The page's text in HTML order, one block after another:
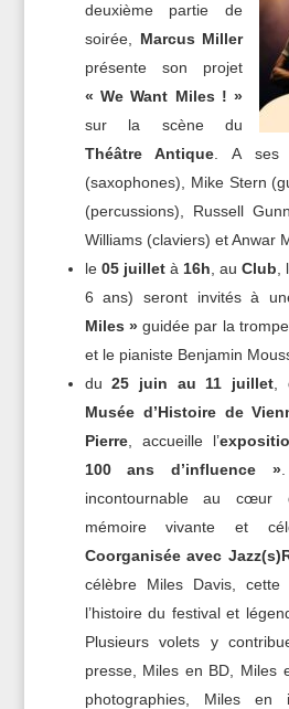
deuxième partie de
soirée, Marcus Miller
présente son projet
« We Want Miles ! »
sur la scène du
Théâtre Antique . A ses
(saxophones), Mike Stern
(percussions), Russell
Williams (claviers) et Anwar
le 05 juilletà 16h , auClub
6 ans) seront invités à
Miles »guidée par la
et le pianiste Benjamin
du25 juin au 11 juillet
Musée d’Histoire de
Pierre, accueille l’
100 ans d’influence ».
incontournable au cœur
mémoire vivante et
Coorganisée avec
célèbre Miles Davis,
l’histoire du festival et
Plusieurs volets y
presse, Miles en BD, Miles
photographies, Miles en